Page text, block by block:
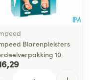
Blarenpleisters
10